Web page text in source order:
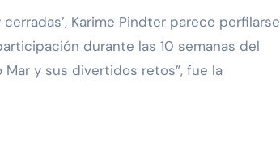
Karime Pindter parece perfilarse
durante las 10 semanas del
y sus divertidos retos”, fue la